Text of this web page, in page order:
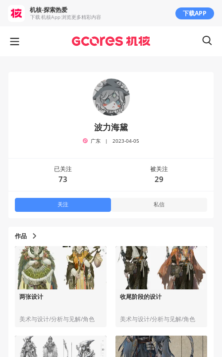
作品
两张设计
美术与设计/分析与见解/角色
收尾阶段的设计
美术与设计/分析与见解/角色
波力海黛
广东 | 2023-04-05
已关注
73
被关注
29
关注 私信
机核-探索热爱
下载 机核App 浏览更多精彩内容 下载APP